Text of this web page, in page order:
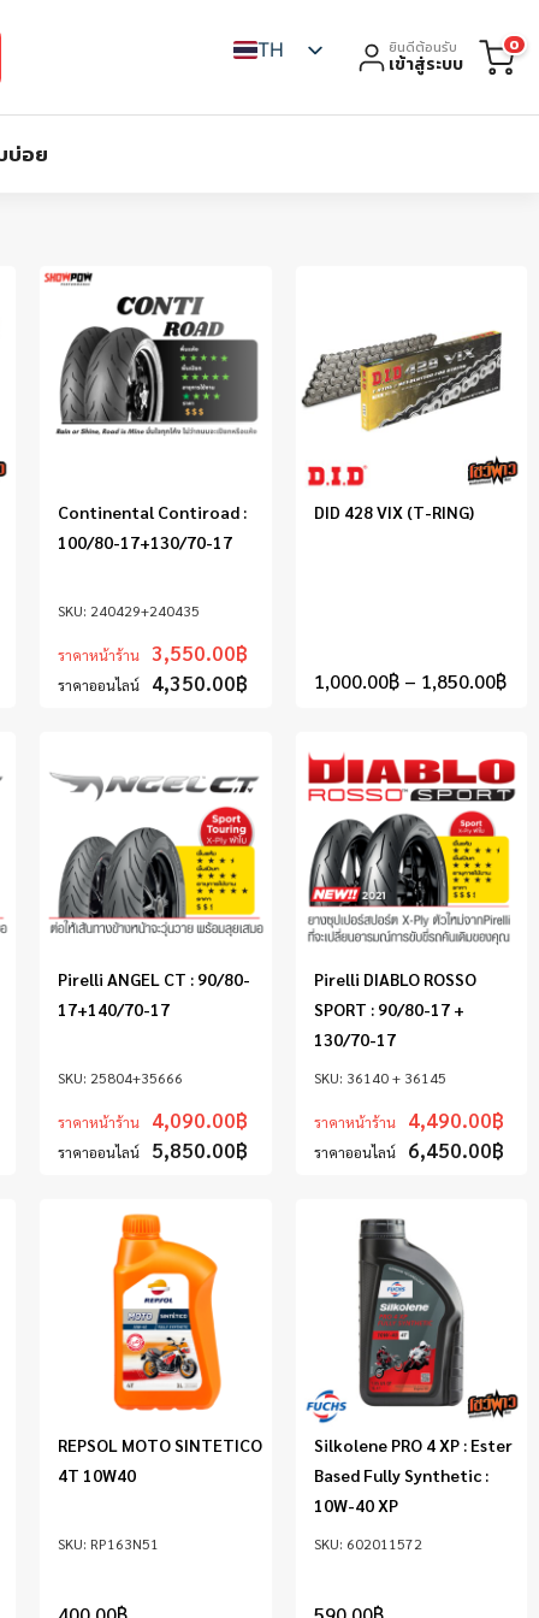
TH ยินดีต้อนรับ
เข้าสู่ระบบ
0
บ่อย
240429+240435
Continental Contiroad :
100/80-17+130/70-17
ราคาหน้าร้าน 3,550.00฿
ราคาออนไลน์ 4,350.00฿
DID 428 VIX (T-RING)
1,000.00฿ – 1,850.00฿
25804+35666
Pirelli ANGEL CT : 90/80-
17+140/70-17
ราคาหน้าร้าน 4,090.00฿
ราคาออนไลน์ 5,850.00฿
36140 + 36145
Pirelli DIABLO ROSSO
SPORT : 90/80-17 +
130/70-17
ราคาหน้าร้าน 4,490.00฿
ราคาออนไลน์ 6,450.00฿
RP163N51
REPSOL MOTO SINTETICO
4T 10W40
602011572
Silkolene PRO 4 XP : Ester
Based Fully Synthetic :
10W-40 XP